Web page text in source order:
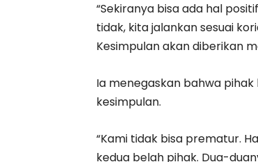
“Sekiranya bisa ada hal
tidak, kita jalankan sesuai
Kesimpulan akan diberikan
Ia menegaskan bahwa
kesimpulan.
“Kami tidak bisa prematur.
kedua belah pihak. Dua-